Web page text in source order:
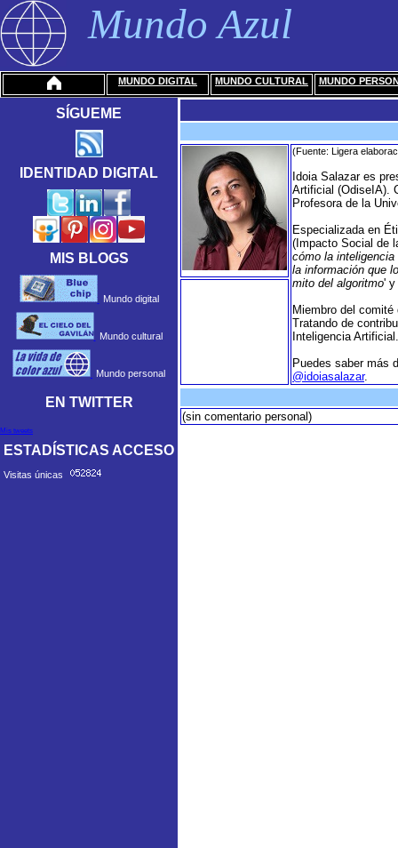
Mundo Azul
MUNDO DIGITAL MUNDO CULTURAL MUNDO
SÍGUEME
IDENTIDAD DIGITAL
MIS BLOGS
Mundo digital
Mundo cultural
Mundo personal
EN TWITTER
Mis tweets
ESTADÍSTICAS ACCESO
Visitas únicas
(Fuente: Ligera
Idoia Salazar es
Artificial (OdiseIA).
Profesora de la
Especializada en
(Impacto Social de
cómo la
la información que
mito del algoritmo' y
Miembro del
Tratando de
Inteligencia Artificial.
Puedes saber más
@idoiasalazar.
(sin comentario personal)